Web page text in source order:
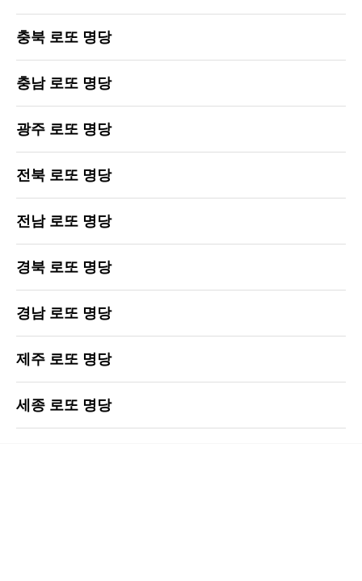
충북 로또 명당
충남 로또 명당
광주 로또 명당
전북 로또 명당
전남 로또 명당
경북 로또 명당
경남 로또 명당
제주 로또 명당
세종 로또 명당